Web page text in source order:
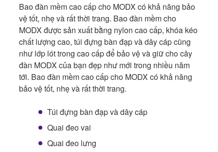
Bao đàn mềm cao cấp cho MODX có khả năng bảo
vệ tốt, nhẹ và rất thời trang. Bao đàn mềm cho
MODX được sản xuất bằng nylon cao cấp, khóa kéo
chất lượng cao, túi đựng bàn đạp và dây cáp cũng
như lớp lót trong cao cấp để bảo vệ và giữ cho cây
đàn MODX của bạn đẹp như mới trong nhiều năm
tới. Bao đàn mềm cao cấp cho MODX có khả năng
bảo vệ tốt, nhẹ và rất thời trang.
Túi đựng bàn đạp và dây cáp
Quai đeo vai
Quai đeo lưng